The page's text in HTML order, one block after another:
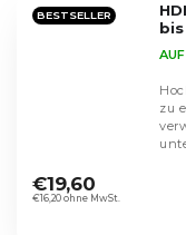
Sternen.
BESTSELLER
durchschnittliche
Produktbewertung
€16,20 ohne MwSt.
€19,60
zu